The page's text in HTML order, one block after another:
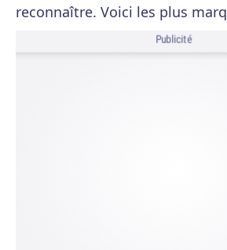
reconnaître. Voici les plus
Publicité